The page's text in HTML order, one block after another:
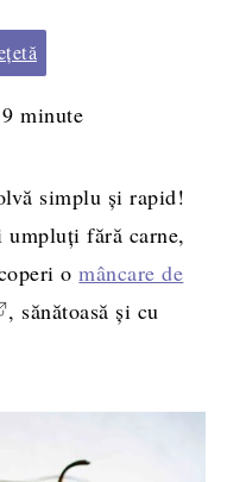
9 minute
simplu și rapid!
umpluți fără carne,
omâncare de
, sănătoasă și cu